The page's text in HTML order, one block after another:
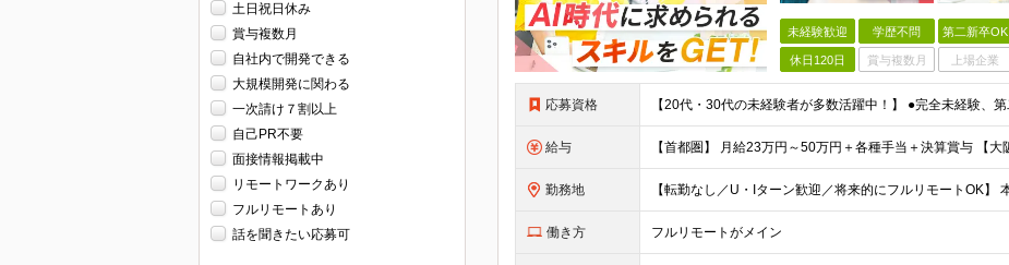
土日祝日休み
賞与複数月
自社内で開発できる
大規模開発に関わる
一次請け７割以上
自己PR不要
面接情報掲載中
リモートワークあり
フルリモートあり
話を聞きたい応募可
未経験歓迎 学歴不問 第二新卒OK
休日120日 賞与複数月 上場企業
応募資格
給与
勤務地
働き方 フルリモートがメイン